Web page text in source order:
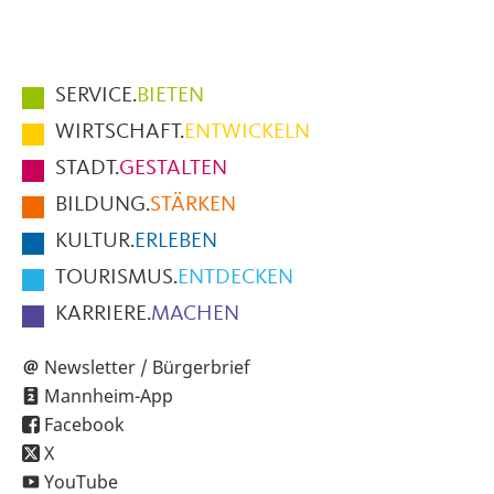
Hauptmenüpunkte
im
Fußbereich
der
Seite
SERVICE.BIETEN
WIRTSCHAFT.ENTWICKELN
STADT.GESTALTEN
BILDUNG.STÄRKEN
KULTUR.ERLEBEN
TOURISMUS.ENTDECKEN
KARRIERE.MACHEN
Newsletter / Bürgerbrief
Mannheim-App
Facebook
X
YouTube